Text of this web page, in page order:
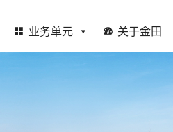
业务单元 关于金田